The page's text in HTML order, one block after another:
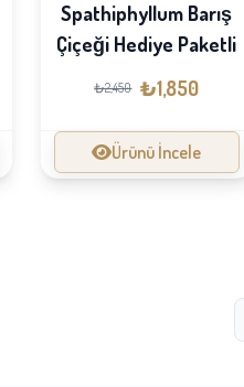
Spathiphyllum Barış
Çiçeği Hediye Paketli
₺2,450 ₺1,850
Ürünü İncele